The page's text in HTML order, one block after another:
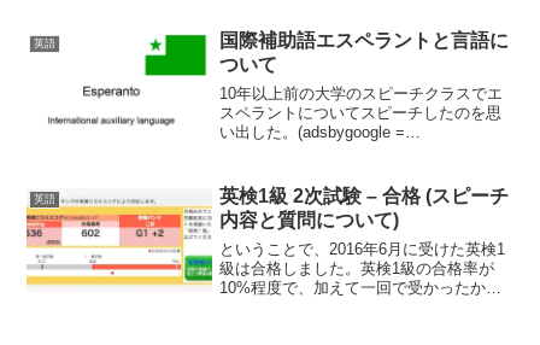
英語
国際補助語エスペラントと言語に
ついて
10年以上前の大学のスピーチクラスでエ
スペラントについてスピーチしたのを思
い出した。(adsbygoogle =
コ・ザメン...
英語
英検1級 2次試験 – 合格 (スピーチ
内容と質問について)
ということで、2016年6月に受けた英検1
級は合格しました。英検1級の合格率が
10%程度で、加えて一回で受かったから